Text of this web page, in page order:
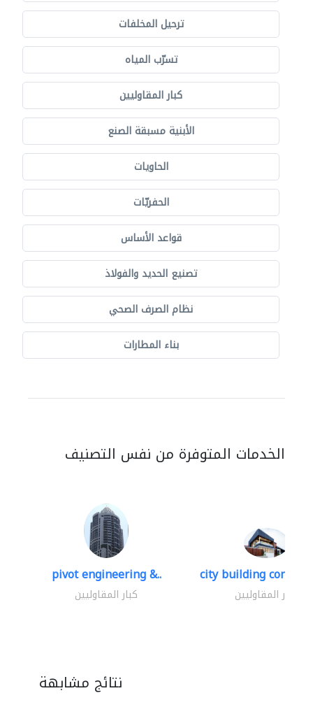
ترحيل المخلفات
تسرّب المياه
كبار المقاوليين
الأبنية مسبقة الصنع
الحاويات
الحفريّات
قواعد الأساس
تصنيع الحديد والفولاذ
نظام الصرف الصحي
بناء المطارات
الخدمات المتوفرة من نفس التصنيف
pivot engineering &..
كبار المقاوليين
city building
كبار المقاوليين
نتائج مشابهة